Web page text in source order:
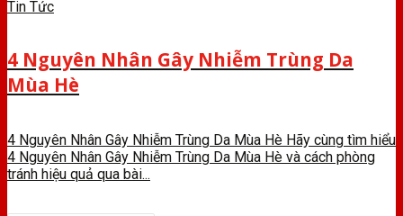
Tin Tức
4 Nguyên Nhân Gây Nhiễm Trùng Da
Mùa Hè
4 Nguyên Nhân Gây Nhiễm Trùng Da Mùa Hè Hãy cùng tìm hiểu
4 Nguyên Nhân Gây Nhiễm Trùng Da Mùa Hè và cách phòng
tránh hiệu quả qua bài...